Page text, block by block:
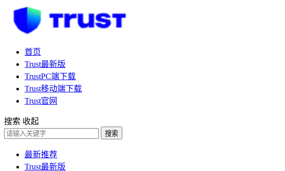
首页
Trust最新版
TrustPC端下载
Trust移动端下载
Trust官网
搜索 收起
搜索
最新推荐
Trust最新版